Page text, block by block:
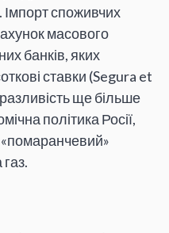
споживчих
масового
банків, яких
ставки (Segura et
ще більше
політика Росії,